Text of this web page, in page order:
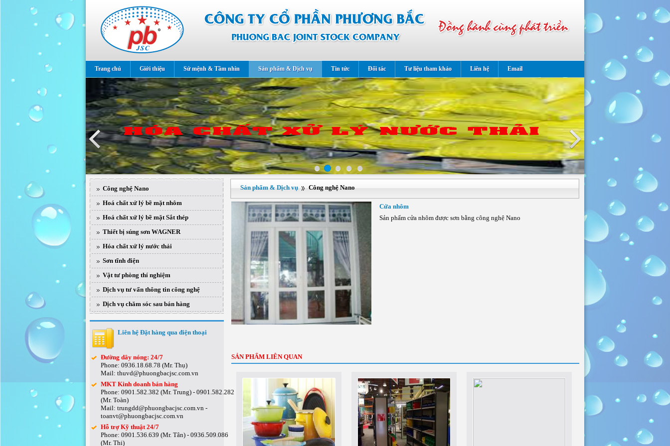
Trang chủ Giới thiệu Sứ mệnh & Tầm nhìn Sản phẩm & Dịch vụ Tin tức Đối tác Tư liệu tham khảo Liên hệ Email
Công nghệ Nano
Hoá chất xử lý bề mặt nhôm
Hoá chất xử lý bề mặt Sắt thép
Thiết bị súng sơn WAGNER
Hóa chất xử lý nước thải
Sơn tĩnh điện
Vật tư phòng thí nghiệm
Dịch vụ tư vấn thông tin công nghệ
Dịch vụ chăm sóc sau bán hàng
Liên hệ Đặt hàng qua điện thoại
Đường dây nóng: 24/7
Phone: 0936.18.68.78 (Mr. Thụ)
Mail: thuvd@phuongbacjsc.com.vn
MKT Kinh doanh bán hàng
Phone: 0901.582.382 (Mr. Trung) - 0901.582.282
(Mr. Toàn)
Mail: trungdd@phuongbacjsc.com.vn -
toanvt@phuongbacjsc.com.vn
Hỗ trợ Kỹ thuật 24/7
Phone: 0901.536.639 (Mr. Tân) - 0936.509.086
(Mr. Thi)
Sản phẩm & Dịch vụ Công nghệ Nano
Cửa nhôm
Sản phẩm cửa nhôm được sơn bằng công nghệ Nano
SẢN PHẨM LIÊN QUAN